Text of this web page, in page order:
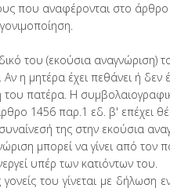
που αναφέρονται στο
του (εκούσια αναγνώριση)
η μητέρα έχει πεθάνει ή δεν
του πατέρα. Η
1456 παρ.1 εδ. β' επέχει
της στην εκούσια
μπορεί να γίνει από τον
υπέρ των κατιόντων του.
του γίνεται με δήλωση